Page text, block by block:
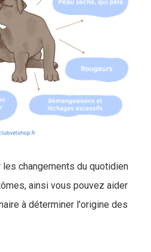
changements du quotidien
ainsi vous pouvez aider
à déterminer l'origine des